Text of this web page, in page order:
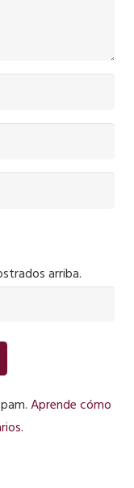
arriba.
Aprende cómo